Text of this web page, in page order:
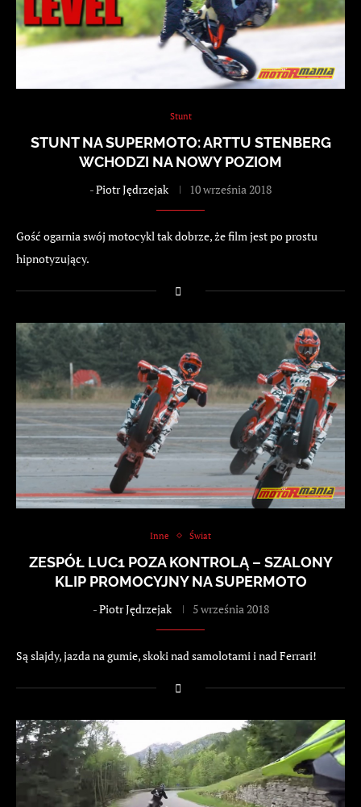
Stunt
STUNT NA SUPERMOTO: ARTTU STENBERG
WCHODZI NA NOWY POZIOM
-Piotr Jędrzejak 10 września 2018
Gość ogarnia swój motocykl tak dobrze, że film jest po prostu
hipnotyzujący.
Inne Świat
ZESPÓŁ LUC1 POZA KONTROLĄ – SZALONY
KLIP PROMOCYJNY NA SUPERMOTO
-Piotr Jędrzejak 5 września 2018
Są slajdy, jazda na gumie, skoki nad samolotami i nad Ferrari!